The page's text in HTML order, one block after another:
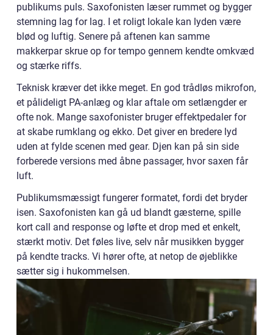
publikums puls. Saxofonisten læser rummet og bygger
stemning lag for lag. I et roligt lokale kan lyden være
blød og luftig. Senere på aftenen kan samme
makkerpar skrue op for tempo gennem kendte omkvæd
og stærke riffs.
Teknisk kræver det ikke meget. En god trådløs mikrofon,
et pålideligt PA-anlæg og klar aftale om setlængder er
ofte nok. Mange saxofonister bruger effektpedaler for
at skabe rumklang og ekko. Det giver en bredere lyd
uden at fylde scenen med gear. Djen kan på sin side
forberede versions med åbne passager, hvor saxen får
luft.
Publikumsmæssigt fungerer formatet, fordi det bryder
isen. Saxofonisten kan gå ud blandt gæsterne, spille
kort call and response og løfte et drop med et enkelt,
stærkt motiv. Det føles live, selv når musikken bygger
på kendte tracks. Vi hører ofte, at netop de øjeblikke
sætter sig i hukommelsen.